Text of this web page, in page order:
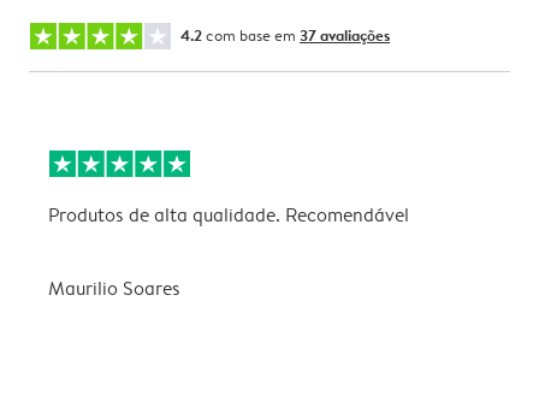
4.2com base em 37 avaliações
Produtos de alta qualidade. Recomendável
Maurilio Soares